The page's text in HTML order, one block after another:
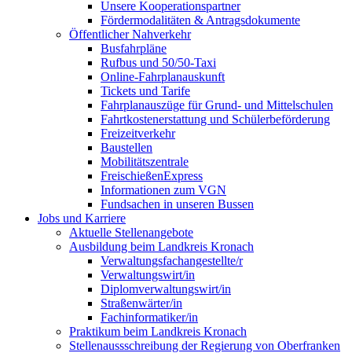
Unsere Kooperationspartner
Fördermodalitäten & Antragsdokumente
Öffentlicher Nahverkehr
Busfahrpläne
Rufbus und 50/50-Taxi
Online-Fahrplanauskunft
Tickets und Tarife
Fahrplanauszüge für Grund- und Mittelschulen
Fahrtkostenerstattung und Schülerbeförderung
Freizeitverkehr
Baustellen
Mobilitätszentrale
FreischießenExpress
Informationen zum VGN
Fundsachen in unseren Bussen
Jobs und Karriere
Aktuelle Stellenangebote
Ausbildung beim Landkreis Kronach
Verwaltungsfachangestellte/r
Verwaltungswirt/in
Diplomverwaltungswirt/in
Straßenwärter/in
Fachinformatiker/in
Praktikum beim Landkreis Kronach
Stellenaussschreibung der Regierung von Oberfranken